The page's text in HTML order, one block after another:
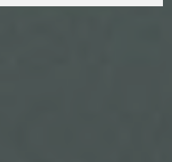
Nederlands